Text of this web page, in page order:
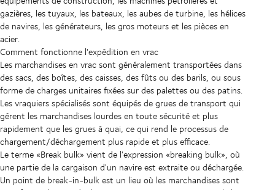
gazières, les tuyaux, les bateaux, les aubes de turbine, les hélices
de navires, les générateurs, les gros moteurs et les pièces en
acier.
Comment fonctionne l'expédition en vrac
Les marchandises en vrac sont généralement transportées dans
des sacs, des boîtes, des caisses, des fûts ou des barils, ou sous
forme de charges unitaires fixées sur des palettes ou des patins.
Les vraquiers spécialisés sont équipés de grues de transport qui
gérent les marchandises lourdes en toute sécurité et plus
rapidement que les grues à quai, ce qui rend le processus de
chargement/déchargement plus rapide et plus efficace.
Le terme «Break bulk» vient de l'expression «breaking bulk», où
une partie de la cargaison d'un navire est extraite ou déchargée.
Un point de break-in-bulk est un lieu où les marchandises sont